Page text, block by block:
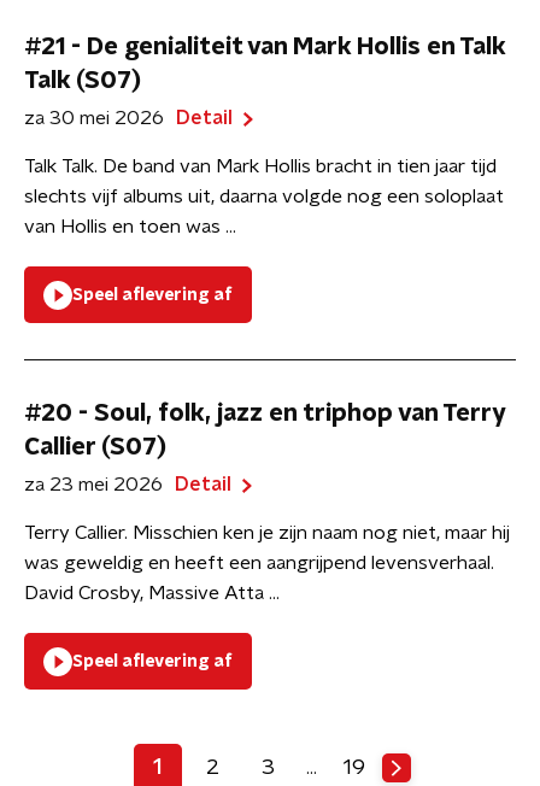
#21 - De genialiteit van Mark Hollis en Talk
Talk (S07)
za 30 mei 2026 Detail
Talk Talk. De band van Mark Hollis bracht in tien jaar tijd
slechts vijf albums uit, daarna volgde nog een soloplaat
van Hollis en toen was ...
Speel aflevering af
#20 - Soul, folk, jazz en triphop van Terry
Callier (S07)
za 23 mei 2026 Detail
Terry Callier. Misschien ken je zijn naam nog niet, maar hij
was geweldig en heeft een aangrijpend levensverhaal.
David Crosby, Massive Atta ...
Speel aflevering af
1 2 3 … 19